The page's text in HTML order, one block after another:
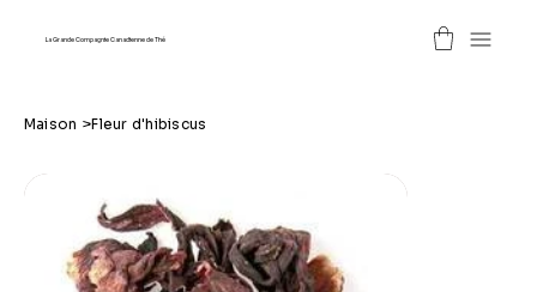
La Grande Compagnie Canadienne de Thé
Maison >Fleur d'hibiscus